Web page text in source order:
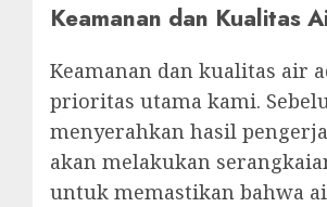
Keamanan dan Kualitas
Keamanan dan kualitas air
prioritas utama kami.
menyerahkan hasil
akan melakukan
untuk memastikan bahwa